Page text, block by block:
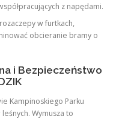
z napędami.
w furtkach,
obcieranie bramy o
i Bezpieczeństwo
Kampinoskiego Parku
Wymusza to